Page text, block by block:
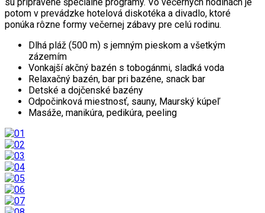
potom v prevádzke hotelová diskotéka a divadlo, ktoré
ponúka rôzne formy večernej zábavy pre celú rodinu.
Dlhá pláž (500 m) s jemným pieskom a všetkým
zázemím
Vonkajší akčný bazén s tobogánmi, sladká voda
Relaxačný bazén, bar pri bazéne, snack bar
Detské a dojčenské bazény
Odpočinková miestnosť, sauny, Maurský kúpeľ
Masáže, manikúra, pedikúra, peeling